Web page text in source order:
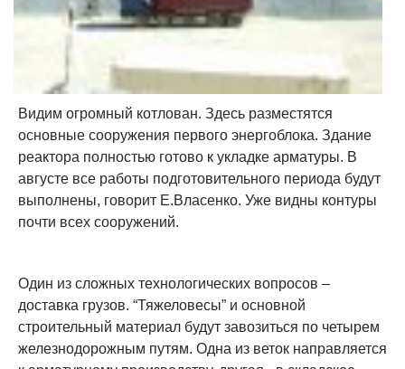
Видим огромный котлован. Здесь разместятся
основные сооружения первого энергоблока. Здание
реактора полностью готово к укладке арматуры. В
августе все работы подготовительного периода будут
выполнены, говорит Е.Власенко. Уже видны контуры
почти всех сооружений.
Один из сложных технологических вопросов –
доставка грузов. “Тяжеловесы” и основной
строительный материал будут завозиться по четырем
железнодорожным путям. Одна из веток направляется